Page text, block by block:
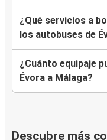
¿Qué servicios a
los autobuses de
¿Cuánto equipaje
Évora a Málaga?
Descubre más